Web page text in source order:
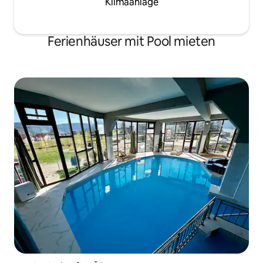
Ferienhäuser mit Pool mieten